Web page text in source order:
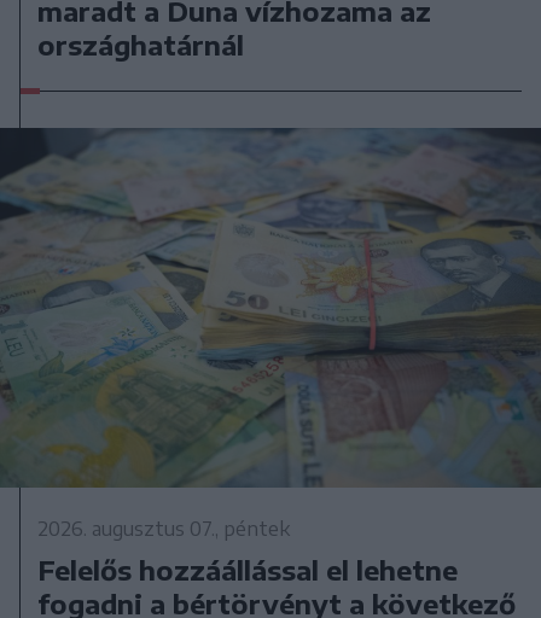
maradt a Duna vízhozama az
országhatárnál
2026. augusztus 07., péntek
Felelős hozzáállással el lehetne
fogadni a bértörvényt a következő